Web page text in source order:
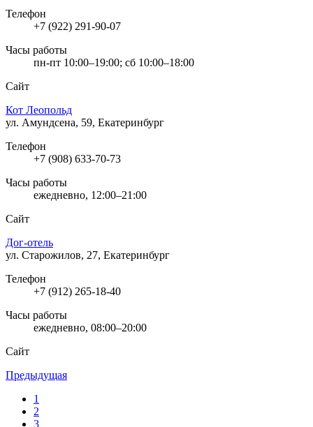
Телефон
+7 (922) 291-90-07
Часы работы
пн-пт 10:00–19:00; сб 10:00–18:00
Сайт
Кот Леопольд
ул. Амундсена, 59, Екатеринбург
Телефон
+7 (908) 633-70-73
Часы работы
ежедневно, 12:00–21:00
Сайт
Дог-отель
ул. Старожилов, 27, Екатеринбург
Телефон
+7 (912) 265-18-40
Часы работы
ежедневно, 08:00–20:00
Сайт
Предыдущая
1
2
3